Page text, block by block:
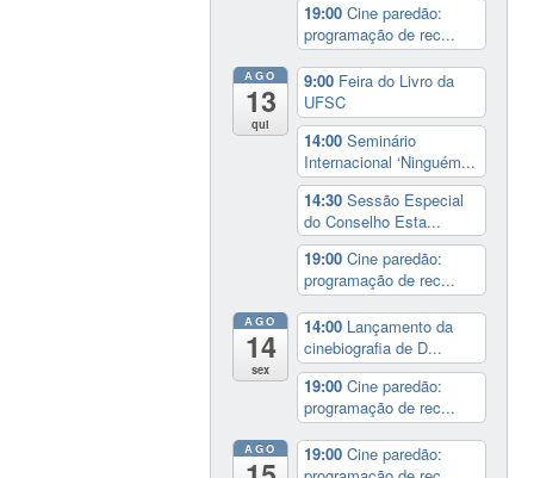
19:00Cine paredão:
programação de rec...
AGO
13
qui
9:00 Feira do Livro da
UFSC
14:00Seminário
Internacional ‘Ninguém...
14:30Sessão Especial
do Conselho Esta...
19:00Cine paredão:
programação de rec...
AGO
14
sex
14:00 Lançamento da
cinebiografia de D...
19:00Cine paredão:
programação de rec...
AGO 19:00Cine paredão: